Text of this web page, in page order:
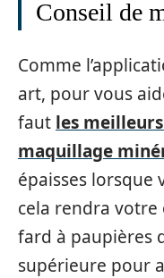
Conseil de
Comme
art, pour vous
faut les
maquillage
épaisses lorsque
cela rendra
fard à paupières
supérieure pour